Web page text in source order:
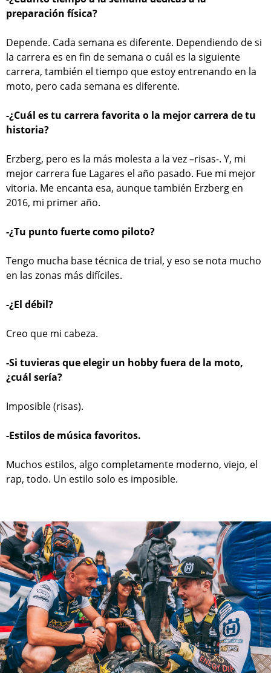
preparación física?
Depende. Cada semana es diferente. Dependiendo de si
la carrera es en fin de semana o cuál es la siguiente
carrera, también el tiempo que estoy entrenando en la
moto, pero cada semana es diferente.
-¿Cuál es tu carrera favorita o la mejor carrera de tu
historia?
Erzberg, pero es la más molesta a la vez –risas-. Y, mi
mejor carrera fue Lagares el año pasado. Fue mi mejor
vitoria. Me encanta esa, aunque también Erzberg en
2016, mi primer año.
-¿Tu punto fuerte como piloto?
Tengo mucha base técnica de trial, y eso se nota mucho
en las zonas más difíciles.
-¿El débil?
Creo que mi cabeza.
-Si tuvieras que elegir un hobby fuera de la moto,
¿cuál sería?
Imposible (risas).
-Estilos de música favoritos.
Muchos estilos, algo completamente moderno, viejo, el
rap, todo. Un estilo solo es imposible.